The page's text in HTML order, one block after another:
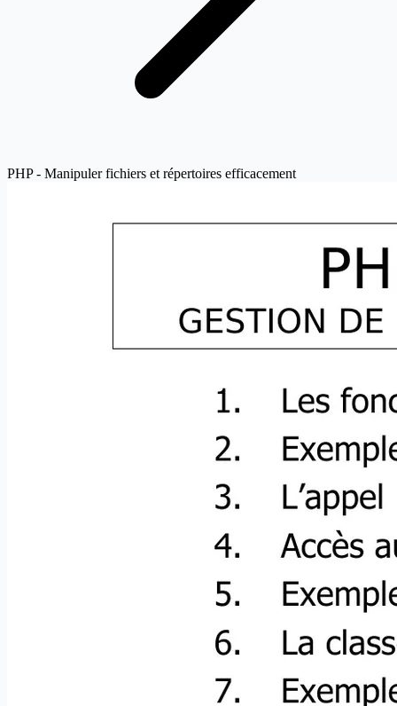
PHP - Manipuler fichiers et répertoires efficacement